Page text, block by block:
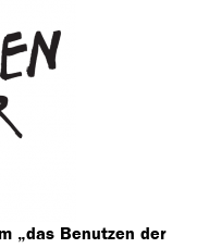
„das Benutzen der